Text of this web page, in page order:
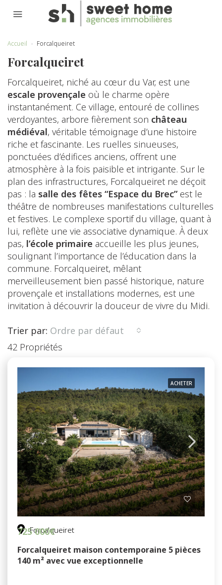
Accueil Forcalqueiret
Forcalqueiret
Forcalqueiret, niché au cœur du Var, est une
escale provençale où le charme opère
instantanément. Ce village, entouré de collines
verdoyantes, arbore fièrement son château
médiéval, véritable témoignage d’une histoire
riche et fascinante. Les ruelles sinueuses,
ponctuées d’édifices anciens, offrent une
atmosphère à la fois paisible et intrigante. Sur le
plan des infrastructures, Forcalqueiret ne déçoit
pas : la salle des fêtes “Espace du Brec” est le
théâtre de nombreuses manifestations culturelles
et festives. Le complexe sportif du village, quant à
lui, reflète une vie associative dynamique. À deux
pas, l’école primaire accueille les plus jeunes,
soulignant l’importance de l’éducation dans la
commune. Forcalqueiret, mêlant
merveilleusement bien passé historique, nature
provençale et installations modernes, est une
invitation à découvrir la douceur de vivre du Midi.
42 Propriétés
Trier par: Ordre par défaut
ACHETER
Forcalqueiret
725 000€
Forcalqueiret maison contemporaine 5 pièces
140 m² avec vue exceptionnelle